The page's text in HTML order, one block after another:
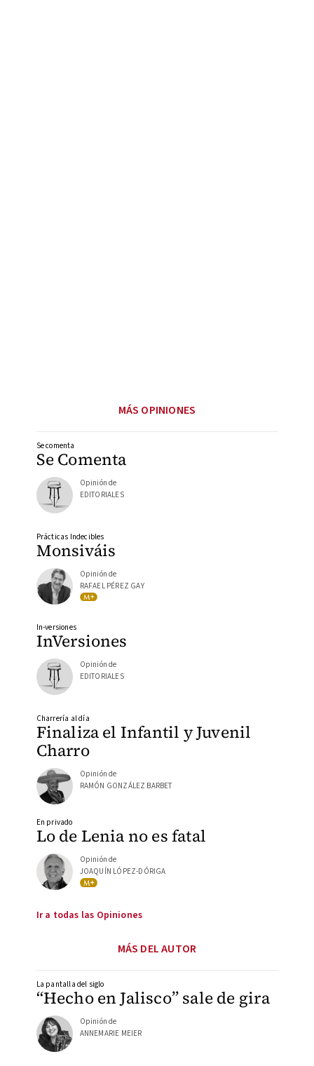
MÁS OPINIONES
Se Comenta
Se comenta
Opinión de
EDITORIALES
Monsiváis
Prácticas Indecibles
Opinión de
RAFAEL PÉREZ GAY
InVersiones
In-versiones
Opinión de
EDITORIALES
Finaliza el Infantil y Juvenil
Charro
Charrería al día
Opinión de
RAMÓN GONZÁLEZ BARBET
Lo de Lenia no es fatal
En privado
Opinión de
JOAQUÍN LÓPEZ-DÓRIGA
Ir a todas las Opiniones
MÁS DEL AUTOR
“Hecho en Jalisco” sale de gira
La pantalla del siglo
Opinión de
ANNEMARIE MEIER